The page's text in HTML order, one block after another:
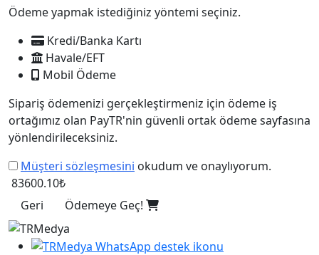
Ödeme yapmak istediğiniz yöntemi seçiniz.
Kredi/Banka Kartı
Havale/EFT
Mobil Ödeme
Sipariş ödemenizi gerçekleştirmeniz için ödeme iş
ortağımız olan PayTR'nin güvenli ortak ödeme sayfasına
yönlendirileceksiniz.
Müşteri sözleşmesini okudum ve onaylıyorum.
83600.10₺
Geri
Ödemeye Geç!